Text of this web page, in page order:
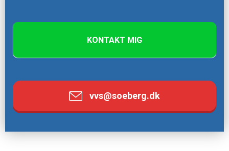
s
i
d
KONTAKT MIG
vvs@soeberg.dk